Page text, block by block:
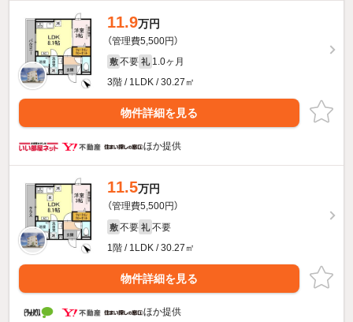
11.9万円
（管理費5,500円）
敷 不要 礼 1.0ヶ月
3階 / 1LDK / 30.27㎡
物件詳細を見る
ほか提供
11.5万円
（管理費5,500円）
敷 不要 礼 不要
1階 / 1LDK / 30.27㎡
物件詳細を見る
ほか提供